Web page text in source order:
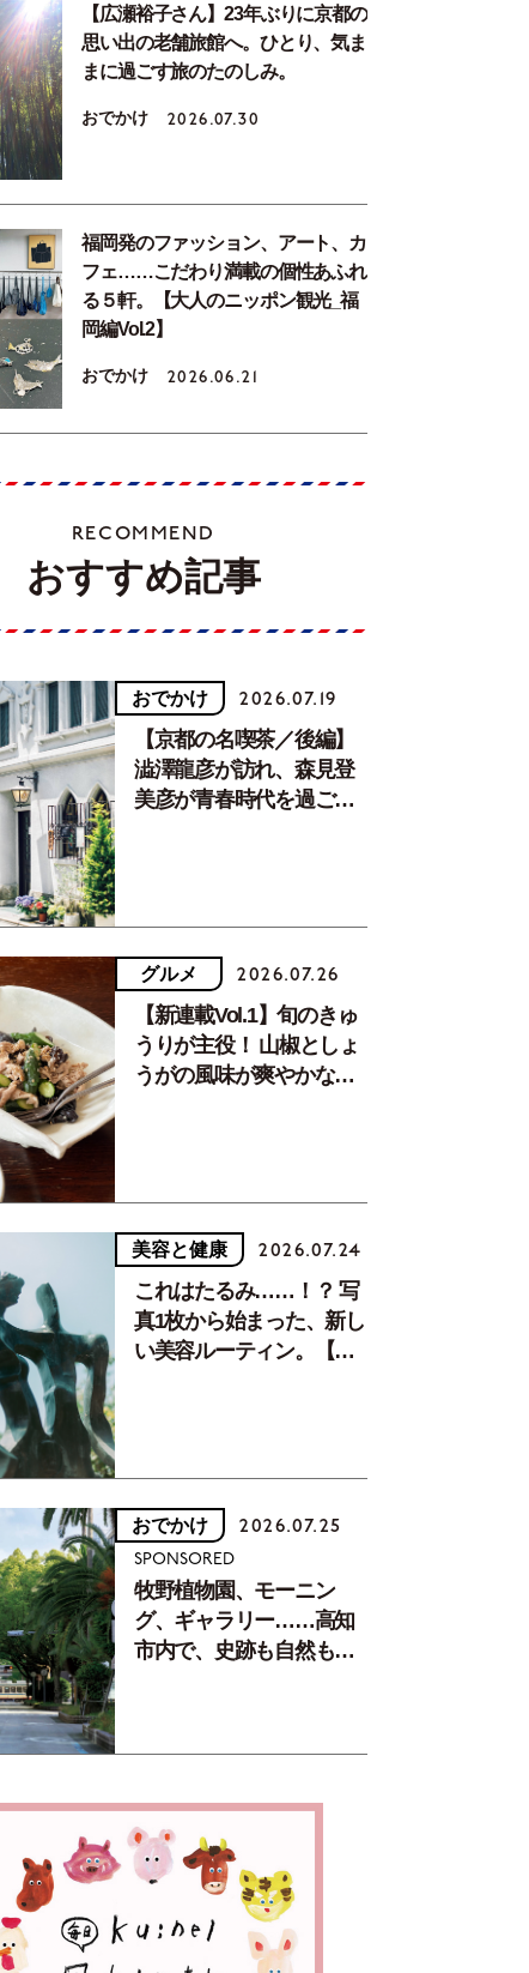
【広瀬裕子さん】23年ぶりに京都の
思い出の老舗旅館へ。ひとり、気ま
まに過ごす旅のたのしみ。
おでかけ 2026.07.30
福岡発のファッション、アート、カ
フェ……こだわり満載の個性あふれ
る５軒。【大人のニッポン観光_福
岡編Vol.2】
おでかけ 2026.06.21
RECOMMEND
おすすめ記事
おでかけ 2026.07.19
【京都の名喫茶／後編】
澁澤龍彦が訪れ、森見登
美彦が青春時代を過ごし
グルメ 2026.07.26
【新連載Vol.1】旬のきゅ
うりが主役！ 山椒としょ
うがの風味が爽やかな、
美容と健康 2026.07.24
これはたるみ……！？ 写
真1枚から始まった、新し
い美容ルーティン。【中
おでかけ 2026.07.25
SPONSORED
牧野植物園、モーニン
グ、ギャラリー……高知
市内で、史跡も自然もグ